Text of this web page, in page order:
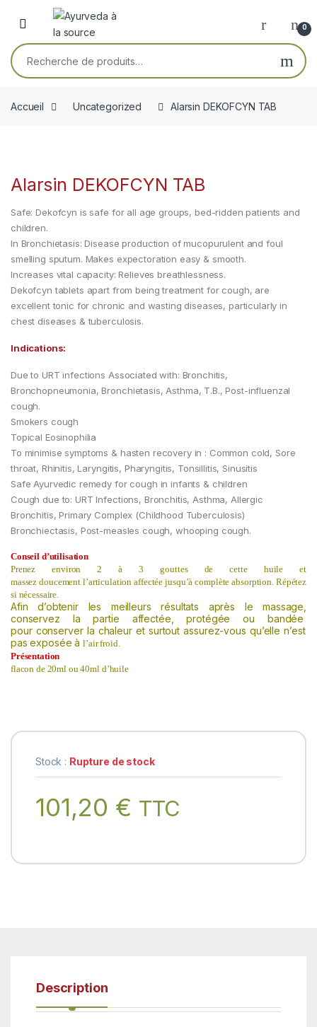
Skip to navigation
Skip to content
Open 0
Recherche pour :
Accueil Uncategorized Alarsin DEKOFCYN TAB
Alarsin DEKOFCYN TAB
Safe: Dekofcyn is safe for all age groups, bed-ridden patients and
children.
In Bronchietasis: Disease production of mucopurulent and foul
smelling sputum. Makes expectoration easy & smooth.
Increases vital capacity: Relieves breathlessness.
Dekofcyn tablets apart from being treatment for cough, are
excellent tonic for chronic and wasting diseases, particularly in
chest diseases & tuberculosis.
Indications:
Due to URT infections Associated with: Bronchitis,
Bronchopneumonia, Bronchietasis, Asthma, T.B., Post-influenzal
cough.
Smokers cough
Topical Eosinophilia
To minimise symptoms & hasten recovery in : Common cold, Sore
throat, Rhinitis, Laryngitis, Pharyngitis, Tonsillitis, Sinusitis
Safe Ayurvedic remedy for cough in infants & children
Cough due to: URT Infections, Bronchitis, Asthma, Allergic
Bronchitis, Primary Complex (Childhood Tuberculosis)
Bronchiectasis, Post-measles cough, whooping cough.
Conseil d’utilisation
Prenez
environ 2 à 3
gouttes de cette huile et
massez doucementl’articulation affectée jusqu’àcomplète absorption. Répétez
si nécessaire.
Afin d’obtenir les meilleurs résultats après le massage,
conservez la partie affectée,
protégée ou bandée
pour conserver la chaleuret surtout assurez-vous qu’ellen’est
pas exposée à l’air froid.
Présentation
flacon de 20ml ou 40ml d’huile
Stock : Rupture de stock
101,20 € TTC
Description